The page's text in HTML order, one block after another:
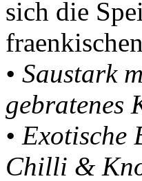
sich die
• Saustark
gebratenes
•
Chilli &